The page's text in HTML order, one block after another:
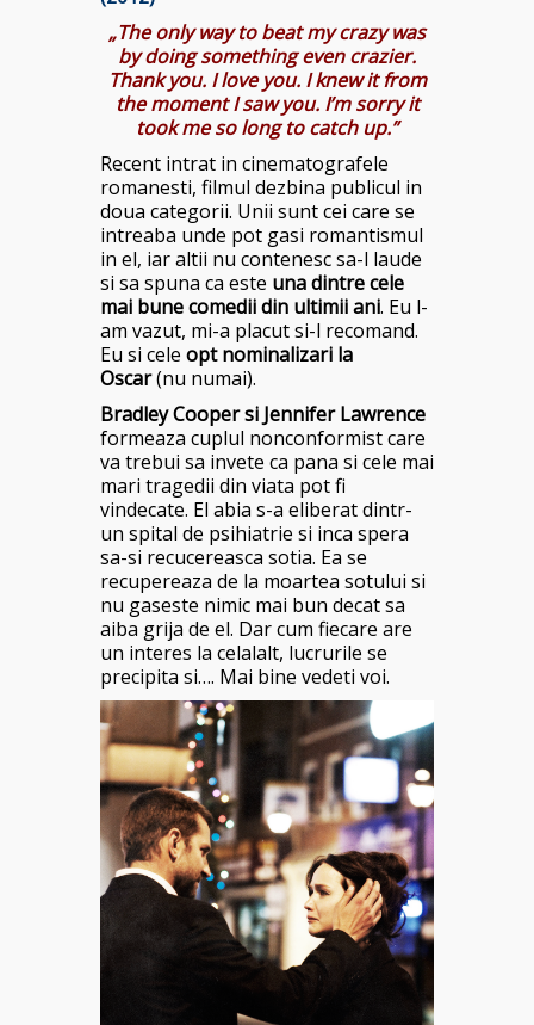
„The only way to beat my crazy was
by doing something even crazier.
Thank you. I love you. I knew it from
the moment I saw you. I’m sorry it
took me so long to catch up.”
Recent intrat in cinematografele
romanesti, filmul dezbina publicul in
doua categorii. Unii sunt cei care se
intreaba unde pot gasi romantismul
in el, iar altii nu contenesc sa-l laude
si sa spuna ca este una dintre cele
mai bune comedii din ultimii ani. Eu l-
am vazut, mi-a placut si-l recomand.
Eu si cele opt nominalizari la
Oscar(nu numai).
Bradley Cooper si Jennifer Lawrence
formeaza cuplul nonconformist care
va trebui sa invete ca pana si cele mai
mari tragedii din viata pot fi
vindecate. El abia s-a eliberat dintr-
un spital de psihiatrie si inca spera
sa-si recucereasca sotia. Ea se
recupereaza de la moartea sotului si
nu gaseste nimic mai bun decat sa
aiba grija de el. Dar cum fiecare are
un interes la celalalt, lucrurile se
precipita si…. Mai bine vedeti voi.